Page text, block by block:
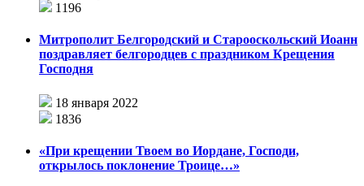
1196
Митрополит Белгородский и Старооскольский Иоанн
поздравляет белгородцев с праздником Крещения
Господня
18 января 2022
1836
«При крещении Твоем во Иордане, Господи,
открылось поклонение Троице…»